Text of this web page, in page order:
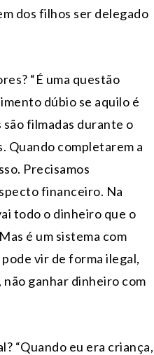
dos filhos ser delegado
“É uma questão
dúbio se aquilo é
filmadas durante o
Quando completarem a
Precisamos
financeiro. Na
todo o dinheiro que o
é um sistema com
vir de forma ilegal,
não ganhar dinheiro com
“Quando eu era criança,